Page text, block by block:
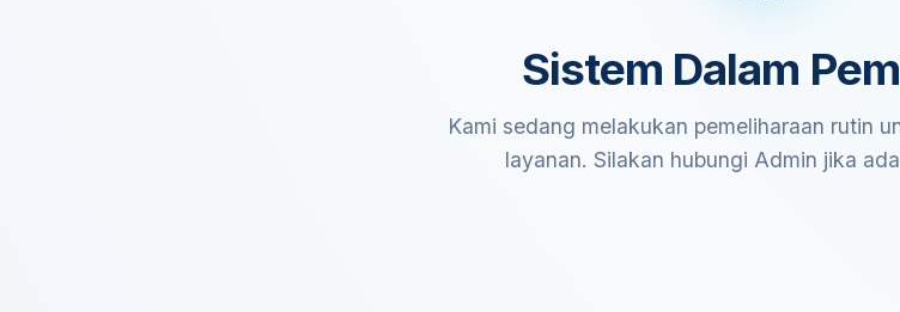
Sistem Dalam
Kami sedang melakukan pemeliharaan rutin
layanan. Silakan hubungi Admin jika